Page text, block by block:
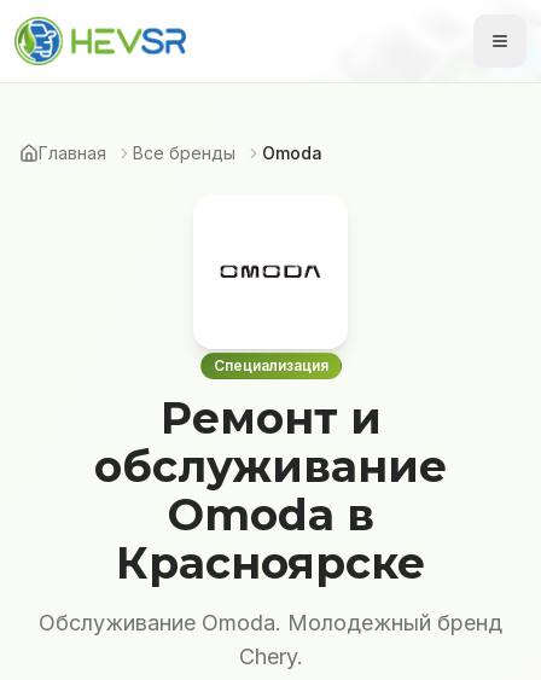
Главная Все бренды Omoda
Специализация
Ремонт и
обслуживание
Omoda в
Красноярске
Обслуживание Omoda. Молодежный бренд
Chery.